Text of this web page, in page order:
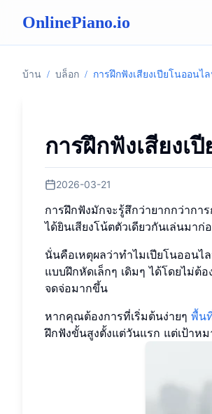
OnlinePiano.io
บ้าน / บล็อก / การฝึกฟังเสียงเปียโนออนไ
การฝึกฟังเสียงเ
2026-03-21
การฝึกฟังมักจะรู้สึกว่ายากกว่าก
ได้ยินเสียงโน้ตตัวเดียวกันเล่นมาก่
นั่นคือเหตุผลว่าทำไมเปียโนออนไ
แบบฝึกหัดเล็กๆ เดิมๆ ได้โดยไม่ต้
จดจ่อมากขึ้น
หากคุณต้องการที่เริ่มต้นง่ายๆ พื้น
ฝึกฟังขั้นสูงตั้งแต่วันแรก แต่เป้า